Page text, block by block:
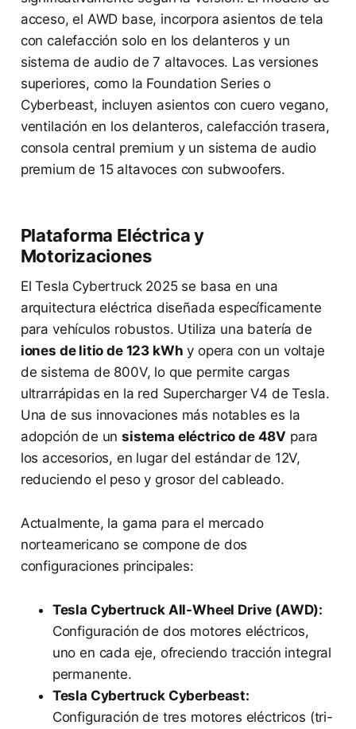
acceso, el AWD base, incorpora asientos de tela
con calefacción solo en los delanteros y un
sistema de audio de 7 altavoces. Las versiones
superiores, como la Foundation Series o
Cyberbeast, incluyen asientos con cuero vegano,
ventilación en los delanteros, calefacción trasera,
consola central premium y un sistema de audio
premium de 15 altavoces con subwoofers.
Plataforma Eléctrica y
Motorizaciones
El Tesla Cybertruck 2025 se basa en una
arquitectura eléctrica diseñada específicamente
para vehículos robustos. Utiliza una batería de
iones de litio de 123 kWh y opera con un voltaje
de sistema de 800V, lo que permite cargas
ultrarrápidas en la red Supercharger V4 de Tesla.
Una de sus innovaciones más notables es la
adopción de unsistema eléctrico de 48V para
los accesorios, en lugar del estándar de 12V,
reduciendo el peso y grosor del cableado.
Actualmente, la gama para el mercado
norteamericano se compone de dos
configuraciones principales:
Tesla Cybertruck All-Wheel Drive (AWD):
Configuración de dos motores eléctricos,
uno en cada eje, ofreciendo tracción integral
permanente.
Tesla Cybertruck Cyberbeast:
Configuración de tres motores eléctricos (tri-